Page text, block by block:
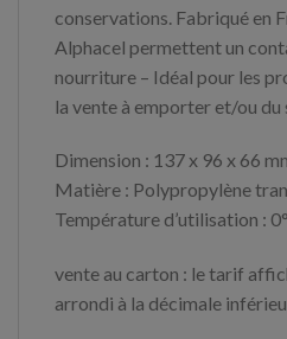
conservations. Fabriqué en
Alphacel permettent un
nourriture – Idéal pour les
la vente à emporter et/ou du
Dimension : 137 x 96 x 66
Matière : Polypropylène
Température d’utilisation :
vente au carton : le tarif
arrondi à la décimale